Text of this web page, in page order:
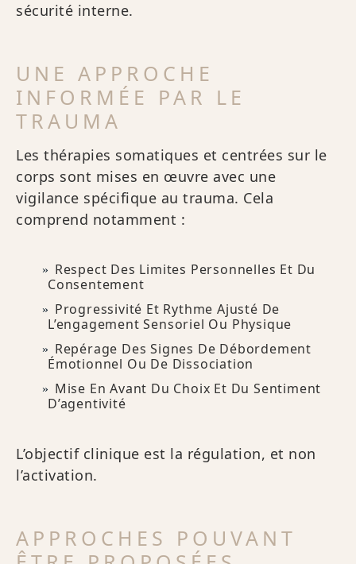
sécurité interne.
UNE APPROCHE
INFORMÉE PAR LE
TRAUMA
Les thérapies somatiques et centrées sur le
corps sont mises en œuvre avec une
vigilance spécifique au trauma. Cela
comprend notamment :
Respect Des Limites Personnelles Et Du
Consentement
Progressivité Et Rythme Ajusté De
L’engagement Sensoriel Ou Physique
Repérage Des Signes De Débordement
Émotionnel Ou De Dissociation
Mise En Avant Du Choix Et Du Sentiment
D’agentivité
L’objectif clinique est la régulation, et non
l’activation.
APPROCHES POUVANT